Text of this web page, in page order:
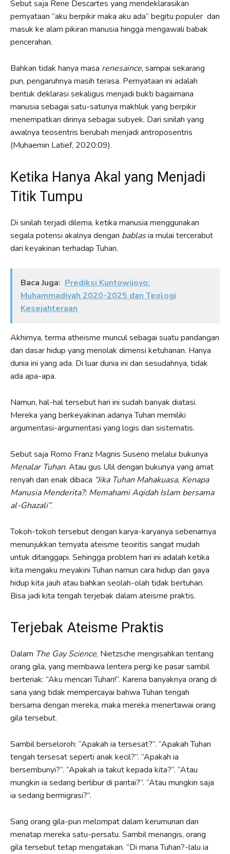
Sebut saja Rene Descartes yang mendeklarasikan
pernyataan “aku berpikir maka aku ada” begitu populer dan
masuk ke alam pikiran manusia hingga mengawali babak
pencerahan.
Bahkan tidak hanya masa renesaince, sampai sekarang
pun, pengaruhnya masih terasa. Pernyataan ini adalah
bentuk deklarasi sekaligus menjadi bukti bagaimana
manusia sebagai satu-satunya makhluk yang berpikir
menempatkan dirinya sebagai subyek. Dari sinilah yang
awalnya teosentris berubah menjadi antroposentris
(Muhaemin Latief, 2020:09).
Ketika Hanya Akal yang Menjadi
Titik Tumpu
Di sinilah terjadi dilema, ketika manusia menggunakan
segala potensi akalnya dengan bablasia mulai tercerabut
dari keyakinan terhadap Tuhan.
Baca Juga: Prediksi Kuntowijoyo:
Muhammadiyah 2020-2025 dan Teologi
Kesejahteraan
Akhirnya, terma atheisme muncul sebagai suatu pandangan
dan dasar hidup yang menolak dimensi ketuhanan. Hanya
dunia ini yang ada. Di luar dunia ini dan sesudahnya, tidak
ada apa-apa.
Namun, hal-hal tersebut hari ini sudah banyak diatasi.
Mereka yang berkeyakinan adanya Tuhan memiliki
argumentasi-argumentasi yang logis dan sistematis.
Sebut saja Romo Franz Magnis Suseno melalui bukunya
Menalar Tuhan. Atau gus Ulil dengan bukunya yang amat
renyah dan enak dibaca “Jika Tuhan Mahakuasa, Kenapa
Manusia Menderita?: Memahami Aqidah Islam bersama
al-Ghazali”.
Tokoh-tokoh tersebut dengan karya-karyanya sebenarnya
menunjukkan ternyata ateisme teoiritis sangat mudah
untuk ditanggapi. Sehingga problem hari ini adalah ketika
kita mengaku meyakini Tuhan namun cara hidup dan gaya
hidup kita jauh atau bahkan seolah-olah tidak bertuhan.
Bisa jadi kita tengah terjebak dalam ateisme praktis.
Terjebak Ateisme Praktis
Dalam The Gay Science, Nietzsche mengisahkan tentang
orang gila, yang membawa lentera pergi ke pasar sambil
berteriak: “Aku mencari Tuhan!”. Karena banyaknya orang di
sana yang tidak mempercayai bahwa Tuhan tengah
bersama dengan mereka, maka mereka menertawai orang
gila tersebut.
Sambil berseloroh: “Apakah ia tersesat?”. “Apakah Tuhan
tengah tersesat seperti anak kecil?”. “Apakah ia
bersembunyi?”. “Apakah ia takut kepada kita?”. “Atau
mungkin ia sedang berlibur di pantai?”. “Atau mungkin saja
ia sedang bermigrasi?”.
Sang orang gila-pun melompat dalam kerumunan dan
menatap mereka satu-persatu. Sambil menangis, orang
gila tersebut tetap mengatakan. “Di mana Tuhan?-lalu ia